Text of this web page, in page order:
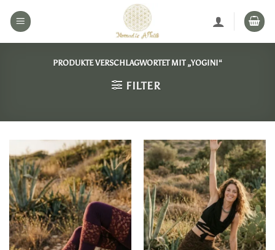
Inhalt
PRODUKTE VERSCHLAGWORTET MIT „YOGINI“
FILTER